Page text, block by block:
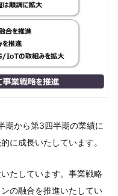
期から第3四半期の業績に
に成長いたしています。
たしています。事業戦略
の融合を推進いたしてい